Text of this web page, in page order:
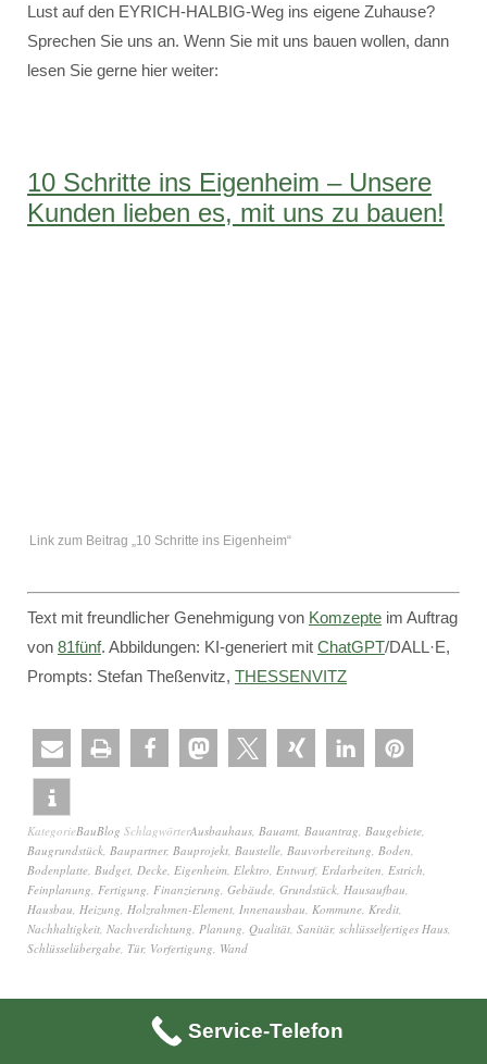
Lust auf den EYRICH-HALBIG-Weg ins eigene Zuhause?
Sprechen Sie uns an. Wenn Sie mit uns bauen wollen, dann
lesen Sie gerne hier weiter:
10 Schritte ins Eigenheim – Unsere
Kunden lieben es, mit uns zu bauen!
Link zum Beitrag „10 Schritte ins Eigenheim“
Text mit freundlicher Genehmigung von Komzepte im Auftrag
von 81fünf. Abbildungen: KI-generiert mit ChatGPT/DALL·E,
Prompts: Stefan Theßenvitz, THESSENVITZ
KategorieBauBlog SchlagwörterAusbauhaus, Bauamt, Bauantrag, Baugebiete,
Baugrundstück, Baupartner, Bauprojekt, Baustelle, Bauvorbereitung, Boden,
Bodenplatte, Budget, Decke, Eigenheim, Elektro, Entwurf, Erdarbeiten, Estrich,
Feinplanung, Fertigung, Finanzierung, Gebäude, Grundstück, Hausaufbau,
Hausbau, Heizung, Holzrahmen-Element, Innenausbau, Kommune, Kredit,
Nachhaltigkeit, Nachverdichtung, Planung, Qualität, Sanitär, schlüsselfertiges Haus,
Schlüsselübergabe, Tür, Vorfertigung, Wand
Service-Telefon